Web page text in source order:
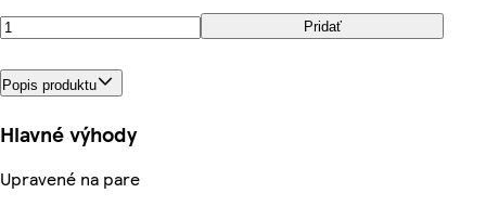
Pridať
Popis produktu
Hlavné výhody
Upravené na pare